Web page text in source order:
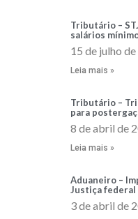
Tributário –
salários
15 de julho
Leia mais »
Tributário –
para
8 de abril de
Leia mais »
Aduaneiro –
Justiça
3 de abril de